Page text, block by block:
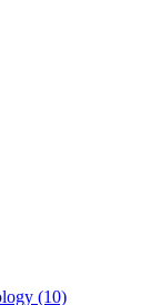
(10)